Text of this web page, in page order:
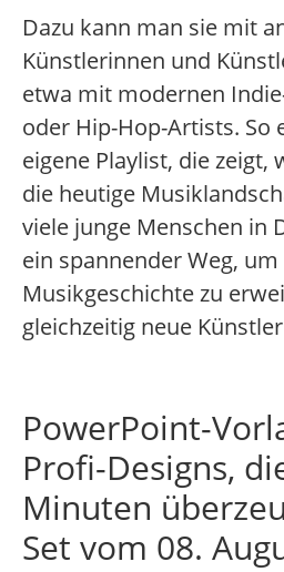
Dazu kann man sie mit
Künstlerinnen und
etwa mit modernen
oder Hip-Hop-Artists. So
eigene Playlist, die zeigt,
die heutige
viele junge Menschen in
ein spannender Weg,
Musikgeschichte zu
gleichzeitig neue
PowerPoint-
Profi-Designs,
Minuten
Set vom 08.